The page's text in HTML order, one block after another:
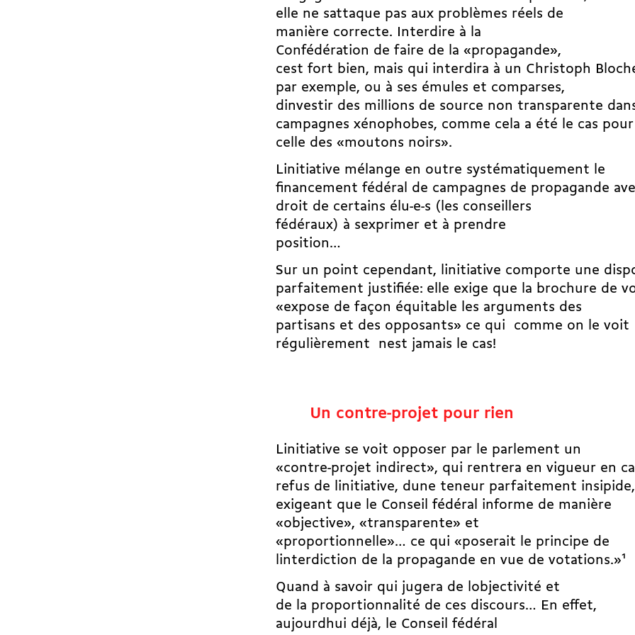
elle ne sattaque pas aux problèmes réels de
manière correcte. Interdire à la
Confédération de faire de la «propagande»,
cest fort bien, mais qui interdira à un Christoph
par exemple, ou à ses émules et comparses,
dinvestir des millions de source non transparente
campagnes xénophobes, comme cela a été le cas pour
celle des «moutons noirs».
Linitiative mélange en outre systématiquement le
financement fédéral de campagnes de propagande
droit de certains élu-e-s (les conseillers
fédéraux) à sexprimer et à prendre
position…
Sur un point cependant, linitiative comporte une
parfaitement justifiée: elle exige que la brochure de
«expose de façon équitable les arguments des
partisans et des opposants» ce qui  comme on le voit
régulièrement  nest jamais le cas!
Un contre-projet pour rien
Linitiative se voit opposer par le parlement un
«contre-projet indirect», qui rentrera en vigueur en
refus de linitiative, dune teneur parfaitement insipide,
exigeant que le Conseil fédéral informe de manière
«objective», «transparente» et
«proportionnelle»… ce qui «poserait le principe de
linterdiction de la propagande en vue de votations.»1
Quand à savoir qui jugera de lobjectivité et
de la proportionnalité de ces discours… En effet,
aujourdhui déjà, le Conseil fédéral